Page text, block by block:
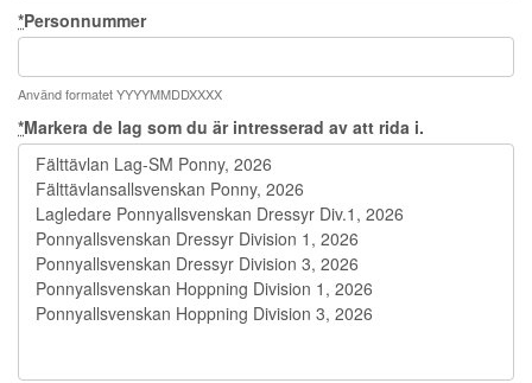
*Personnummer
Använd formatet YYYYMMDDXXXX
*Markera de lag som du är intresserad av att rida i.